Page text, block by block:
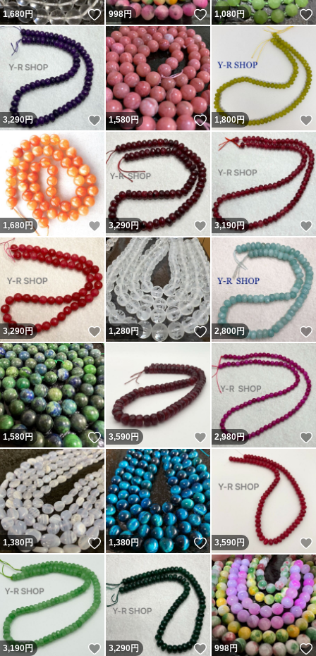
1,680円 いいね！
998円 いいね！
1,080円
3,290円 いいね！
1,580円 いいね！
1,800円
1,680円 いいね！
3,290円 いいね！
3,190円
3,290円 いいね！
1,280円 いいね！
2,800円
1,580円 いいね！
3,590 円 いいね！
2,980円
1,380円 いいね！
1,380円 いいね！
3,590円
3,190円 いいね！
3,290円 いいね！
998円